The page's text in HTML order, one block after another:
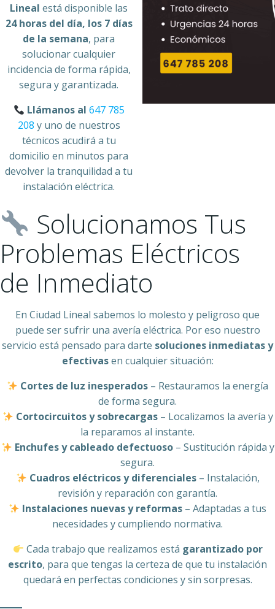
Lineal está disponible las
24 horas del día, los 7 días
de la semana, para
solucionar cualquier
incidencia de forma rápida,
segura y garantizada.
Llámanos al 647 785
208 y uno de nuestros
técnicos acudirá a tu
domicilio en minutos para
devolver la tranquilidad a tu
instalación eléctrica.
Solucionamos Tus
Problemas Eléctricos
de Inmediato
En Ciudad Lineal sabemos lo molesto y peligroso que
puede ser sufrir una avería eléctrica. Por eso nuestro
servicio está pensado para darte soluciones inmediatas y
efectivasen cualquier situación:
Cortes de luz inesperados – Restauramos la energía
de forma segura.
Cortocircuitos y sobrecargas– Localizamos la avería y
la reparamos al instante.
Enchufes y cableado defectuoso– Sustitución rápida y
segura.
Cuadros eléctricos y diferenciales– Instalación,
revisión y reparación con garantía.
Instalaciones nuevas y reformas – Adaptadas a tus
necesidades y cumpliendo normativa.
Cada trabajo que realizamos está garantizado por
escrito, para que tengas la certeza de que tu instalación
quedará en perfectas condiciones y sin sorpresas.